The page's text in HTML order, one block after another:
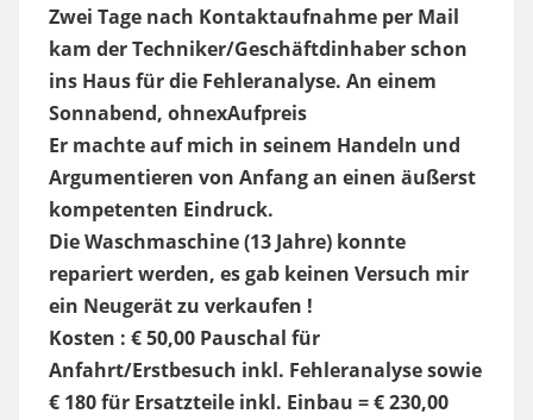
Zwei Tage nach Kontaktaufnahme per Mail
kam der Techniker/Geschäftdinhaber schon
ins Haus für die Fehleranalyse. An einem
Sonnabend, ohnexAufpreis
Er machte auf mich in seinem Handeln und
Argumentieren von Anfang an einen äußerst
kompetenten Eindruck.
Die Waschmaschine (13 Jahre) konnte
repariert werden, es gab keinen Versuch mir
ein Neugerät zu verkaufen !
Kosten : € 50,00 Pauschal für
Anfahrt/Erstbesuch inkl. Fehleranalyse sowie
€ 180 für Ersatzteile inkl. Einbau = € 230,00